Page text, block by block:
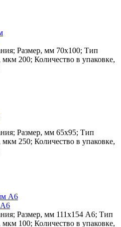
Размер, мм 70х100; Тип
200; Количество в упаковке,
Размер, мм 65х95; Тип
250; Количество в упаковке,
А6
Размер, мм 111х154 А6; Тип
100; Количество в упаковке,